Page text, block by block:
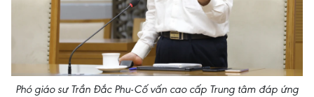
Phó giáo sư Trần Đắc Phu-Cố vấn cao cấp Trung tâm đáp ứng